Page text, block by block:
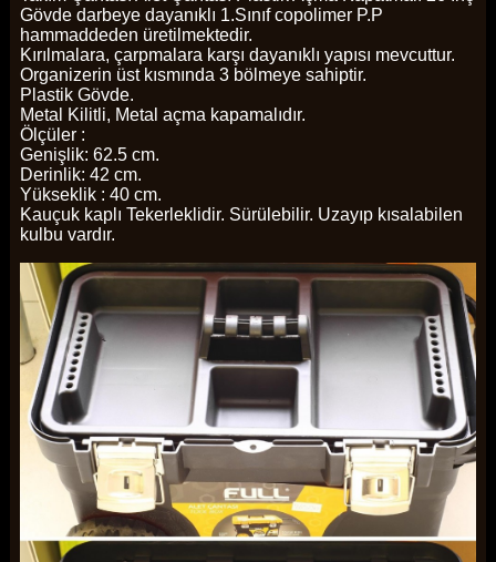
Gövde darbeye dayanıklı 1.Sınıf copolimer P.P
hammaddeden üretilmektedir.
Kırılmalara, çarpmalara karşı dayanıklı yapısı mevcuttur.
Organizerin üst kısmında 3 bölmeye sahiptir.
Plastik Gövde.
Metal Kilitli, Metal açma kapamalıdır.
Ölçüler :
Genişlik: 62.5 cm.
Derinlik: 42 cm.
Yükseklik : 40 cm.
Kauçuk kaplı Tekerleklidir. Sürülebilir. Uzayıp kısalabilen
kulbu vardır.